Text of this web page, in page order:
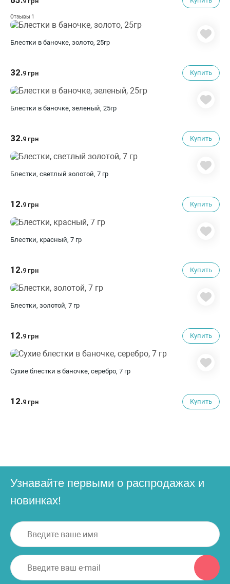
Отзывы 1
Блестки в баночке, золото, 25гр
32.9 грн Купить
Блестки в баночке, зеленый, 25гр
32.9 грн Купить
Блестки, светлый золотой, 7 гр
12.9 грн Купить
Блестки, красный, 7 гр
12.9 грн Купить
Блестки, золотой, 7 гр
12.9 грн Купить
Сухие блестки в баночке, серебро, 7 гр
12.9 грн Купить
Узнавайте первыми о распродажах и
новинках!